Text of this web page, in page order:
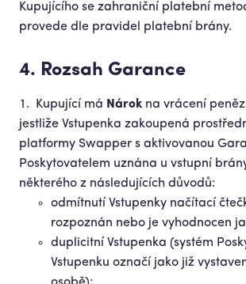
Kupujícího se zahraniční platební
provede dle pravidel platební brány.
4. Rozsah Garance
Kupující má Nárokna vrácení peněz
jestliže Vstupenka zakoupená
platformy Swapper s aktivovanou
Poskytovatelem uznána u vstupní
některého z následujících důvodů:
odmítnutí Vstupenky načítací
rozpoznán nebo je vyhodnocen
duplicitní Vstupenka (systém
Vstupenku označí jako již